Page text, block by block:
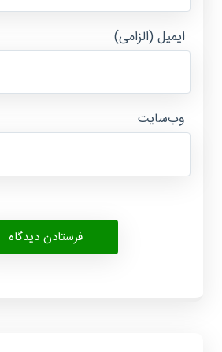
ایمیل (الزامی)
وب‌سایت